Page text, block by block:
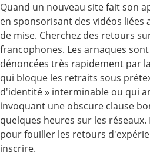
Quand un nouveau site fait son
en sponsorisant des vidéos liées
de mise. Cherchez des retours
francophones. Les arnaques
dénoncées très rapidement par
qui bloque les retraits sous
d'identité » interminable ou qui
invoquant une obscure clause
quelques heures sur les
pour fouiller les retours
inscrire.